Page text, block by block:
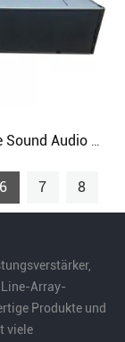
6 7
8
Array-
Produkte und
viele